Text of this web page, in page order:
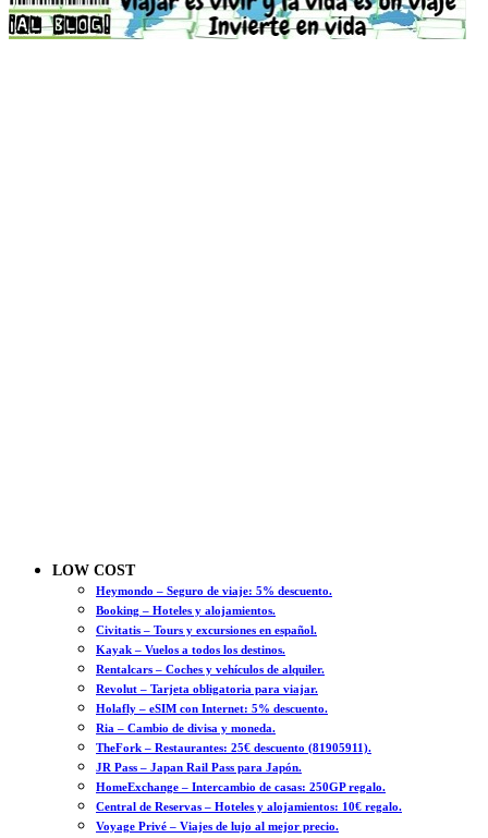
LOW COST
Heymondo – Seguro de viaje: 5% descuento.
Booking – Hoteles y alojamientos.
Civitatis – Tours y excursiones en español.
Kayak – Vuelos a todos los destinos.
Rentalcars – Coches y vehículos de alquiler.
Revolut – Tarjeta obligatoria para viajar.
Holafly – eSIM con Internet: 5% descuento.
Ria – Cambio de divisa y moneda.
TheFork – Restaurantes: 25€ descuento (81905911).
JR Pass – Japan Rail Pass para Japón.
HomeExchange – Intercambio de casas: 250GP regalo.
Central de Reservas – Hoteles y alojamientos: 10€ regalo.
Voyage Privé – Viajes de lujo al mejor precio.